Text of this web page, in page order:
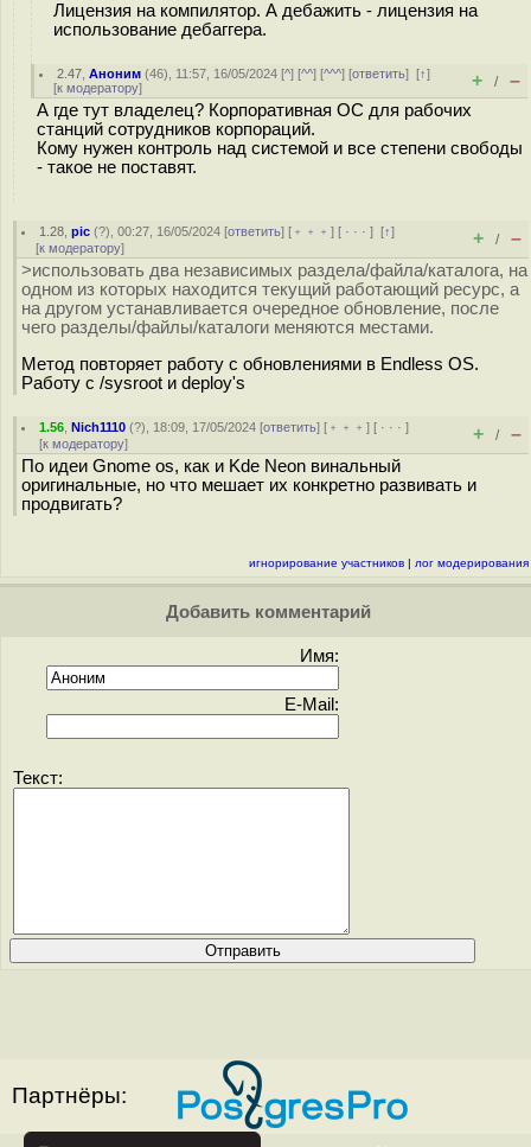
Лицензия на компилятор. А дебажить - лицензия на
использование дебаггера.
2.47 ,Аноним (46), 11:57, 16/05/2024 [^] [^^] [^^^] [ответить][↑]
[к модератору] + / –
А где тут владелец? Корпоративная ОС для рабочих
станций сотрудников корпораций.
Кому нужен контроль над системой и все степени свободы
- такое не поставят.
1.28 ,pic (?), 00:27, 16/05/2024 [ответить] [ ﹢﹢﹢] [ · · ·][↑]
[к модератору] + / –
>использовать два независимых раздела/файла/каталога, на
одном из которых находится текущий работающий ресурс, а
на другом устанавливается очередное обновление, после
чего разделы/файлы/каталоги меняются местами.
Метод повторяет работу с обновлениями в Endless OS.
Работу с /sysroot и deploy's
1.56 ,Nich1110 (?), 18:09, 17/05/2024 [ответить] [ ﹢﹢﹢] [ · · ·]
[к модератору] + / –
По идеи Gnome os, как и Kde Neon винальный
оригинальные, но что мешает их конкретно развивать и
продвигать?
игнорирование участников | лог модерирования
Добавить комментарий
Имя:
E-Mail:
Текст:
Партнёры: